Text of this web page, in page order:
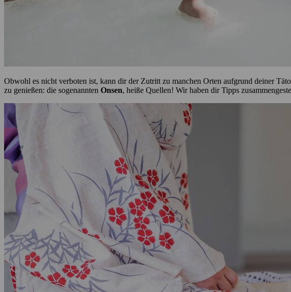
Obwohl es nicht verboten ist, kann dir der Zutritt zu manchen Orten aufgrund deiner
zu genießen: die sogenannten Onsen, heiße Quellen! Wir haben dir Tipps